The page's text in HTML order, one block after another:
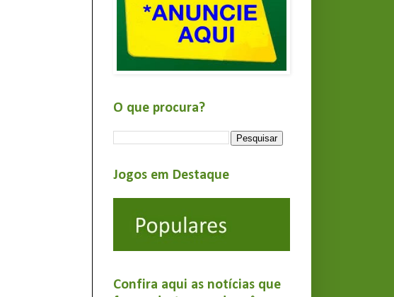
O que procura?
Jogos em Destaque
Confira aqui as notícias que